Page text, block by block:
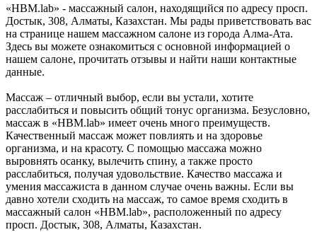
«HBM.lab» - массажный салон, находящийся по адресу просп.
Достык, 308, Алматы, Казахстан. Мы рады приветствовать вас
на странице нашем массажном салоне из города Алма-Ата.
Здесь вы можете ознакомиться с основной информацией о
нашем салоне, прочитать отзывы и найти наши контактные
данные.
Массаж – отличный выбор, если вы устали, хотите
расслабиться и повысить общий тонус организма. Безусловно,
массаж в «HBM.lab» имеет очень много преимуществ.
Качественный массаж может повлиять и на здоровье
организма, и на красоту. С помощью массажа можно
выровнять осанку, вылечить спину, а также просто
расслабиться, получая удовольствие. Качество массажа и
умения массажиста в данном случае очень важны. Если вы
давно хотели сходить на массаж, то самое время сходить в
массажный салон «HBM.lab», расположенный по адресу
просп. Достык, 308, Алматы, Казахстан.